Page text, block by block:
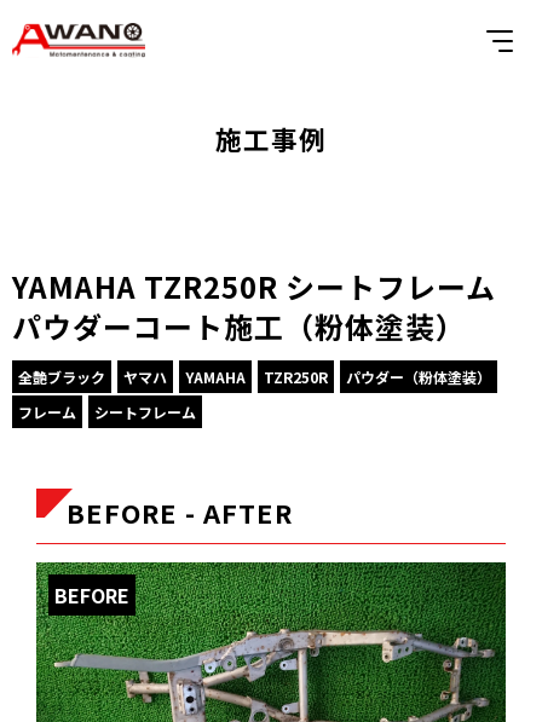
施工事例
YAMAHA TZR250R シートフレーム
パウダーコート施工（粉体塗装）
全艶ブラック ヤマハ YAMAHA TZR250R
パウダー（粉体塗装）
フレーム
シートフレーム
BEFORE - AFTER
BEFORE